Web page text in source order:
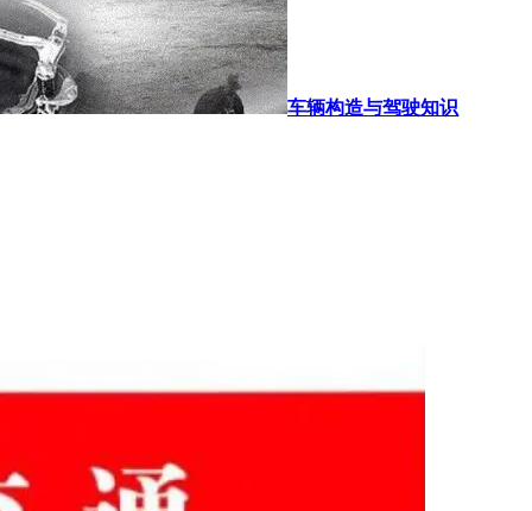
车辆构造与驾驶知识